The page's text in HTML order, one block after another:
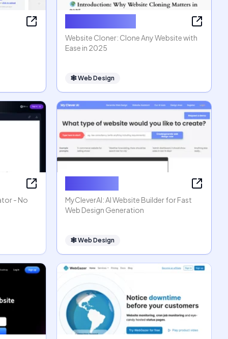
Website Cloner: Clone Any Website with
Ease in 2025
🕸Web Design
- No
MyCleverAI: AI Website Builder for Fast
Web Design Generation
🕸Web Design